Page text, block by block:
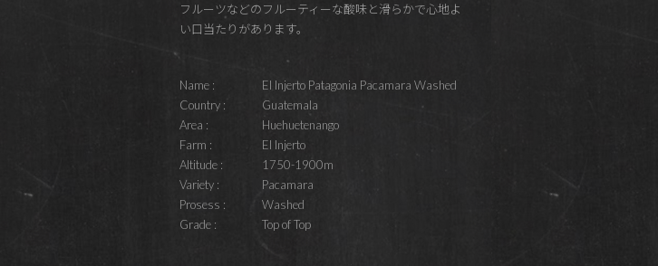
フルーツなどのフルーティーな酸味と滑らかで心地よ
い口当たりがあります。
Name :
El Injerto Patagonia Pacamara Washed
Country :
Guatemala
Area :
Huehuetenango
Farm :
El Injerto
Altitude :
1750-1900m
Variety :
Pacamara
Prosess :
Washed
Grade :
Top of Top